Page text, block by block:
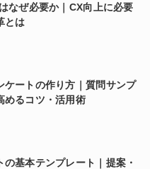
なぜ必要か｜CX向上に必要
とは
ケートの作り方｜質問サンプ
めるコツ・活用術
の基本テンプレート｜提案・